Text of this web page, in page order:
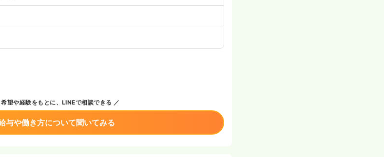
希望や経験をもとに、LINEで相談できる
与や働き方について聞いてみる